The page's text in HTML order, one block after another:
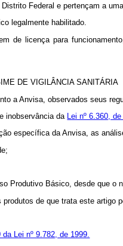
Federal e pertençam a
legalmente habilitado.
de licença para
DE VIGILÂNCIA SANITÁRIA
a Anvisa, observados seus
inobservância da
Lei nº 6.360,
específica da Anvisa, as
Produtivo Básico, desde que
de que trata este artigo
da Lei nº 9.782, de 1999.